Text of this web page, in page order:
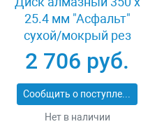
25.4 мм "Асфальт"
сухой/мокрый рез
Сибртех 731013
2 706 руб.
Сообщить о поступлении
Нет в наличии